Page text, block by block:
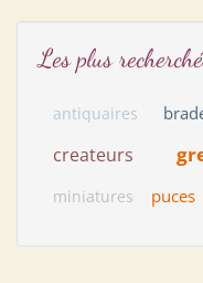
Les plus
antiquaires
createurs
miniatures
puces